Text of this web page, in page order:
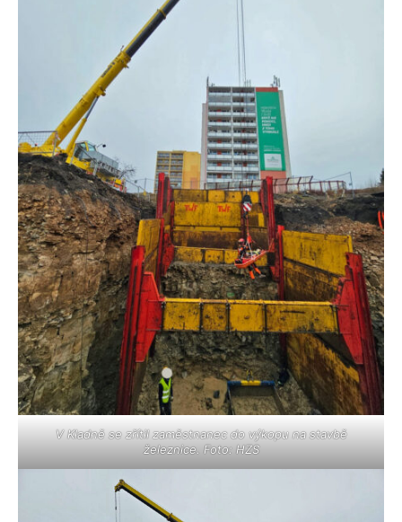
V Kladně se zřítil zaměstnanec do výkopu na stavbě
železnice. Foto: HZS